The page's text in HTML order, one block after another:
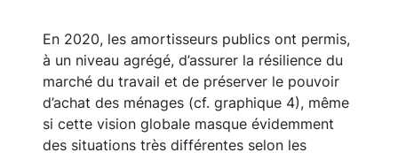
En 2020, les amortisseurs publics ont permis,
à un niveau agrégé, d’assurer la résilience du
marché du travail et de préserver le pouvoir
d’achat des ménages (cf. graphique 4), même
si cette vision globale masque évidemment
des situations très différentes selon les